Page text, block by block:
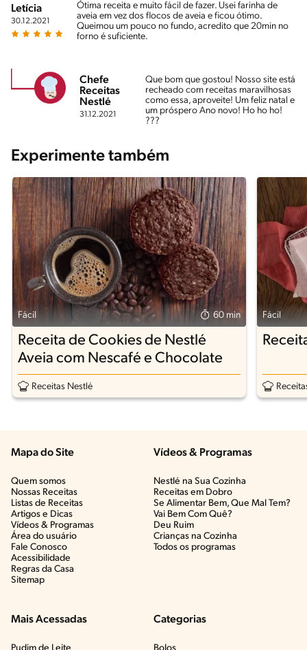
Letícia
30.12.2021
Ótima receita e muito fácil de fazer. Usei farinha de
aveia em vez dos flocos de aveia e ficou ótimo.
Queimou um pouco no fundo, acredito que 20min no
forno é suficiente.
Chefe
Receitas
Nestlé
31.12.2021
Que bom que gostou! Nosso site está
recheado com receitas maravilhosas
como essa, aproveite! Um feliz natal e
um próspero Ano novo! Ho ho ho!
???
Experimente também
Fácil 60 min
Receita de Cookies de Nestlé
Aveia com Nescafé e Chocolate
Receitas Nestlé
Fácil
Mapa do Site
Quem somos
Nossas Receitas
Listas de Receitas​
Artigos e Dicas​
Vídeos & Programas​
Área do usuário
Fale Conosco
Acessibilidade
Regras da Casa
Sitemap
Vídeos & Programas​
Nestlé na Sua Cozinha
Receitas em Dobro
Se Alimentar Bem, Que Mal Tem?​
Vai Bem Com Quê?​
Deu Ruim​
Crianças na Cozinha​
Todos os programas
Mais Acessadas Categorias